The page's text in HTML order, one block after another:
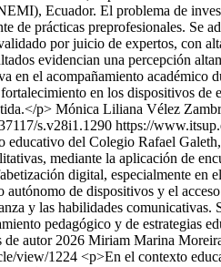
Ecuador. El problema de
prácticas preprofesionales. Se
por juicio de expertos, con
evidencian una percepción
el acompañamiento académico
en los dispositivos
p> Mónica Liliana Vélez
s.v28i1.1290 https://
del Colegio Rafael
mediante la aplicación de
digital, especialmente
de dispositivos y el
y las habilidades
pedagógico y de estrategias
de autor 2026 Miriam Marina
view/1224 <p>En el contexto